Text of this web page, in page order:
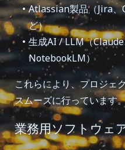
Atlassian製品（Jira
ど）
生成AI / LLM（Claude
NotebookLM）
これらにより、プロジェ
スムーズに行っています
業務用ソフトウェ